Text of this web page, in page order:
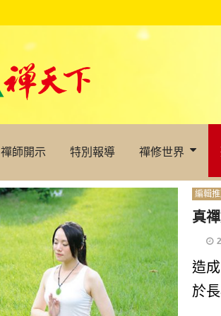
禪師開示 特別報導 禪修世界
編輯
真
造
於